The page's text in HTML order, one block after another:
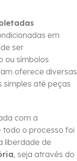
em
ser
ou símbolos
oferece diversas
simples até peças
com a
todo o processo foi
liberdade de
, seja através do